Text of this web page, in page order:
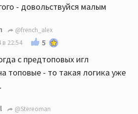
- довольствуйся малым
@french_alex
в 22:54
5
с предтоповых игл
топовые - то такая логика уже
@Stereoman